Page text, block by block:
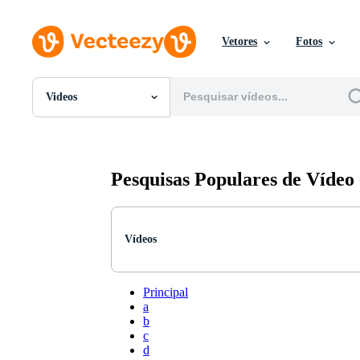
Vetores Fotos
Videos
Todas Imagens
Imagens Editoriais
Pesquisas Populares de Vídeo
Vídeos
Principal
a
b
c
d